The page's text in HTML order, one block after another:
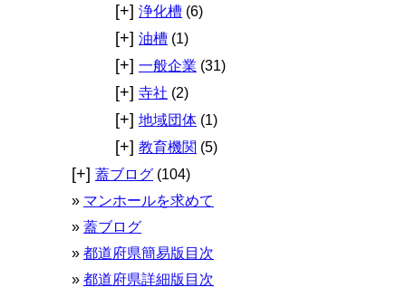
[+] 浄化槽 (6)
[+] 油槽 (1)
[+] 一般企業 (31)
[+] 寺社 (2)
[+] 地域団体 (1)
[+] 教育機関 (5)
[+] 蓋ブログ (104)
マンホールを求めて
蓋ブログ
都道府県簡易版目次
都道府県詳細版目次